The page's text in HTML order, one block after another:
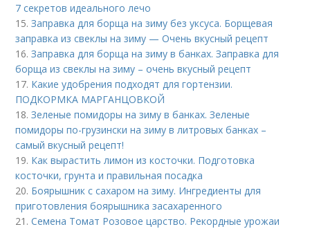
7 секретов идеального лечо
15.Заправка для борща на зиму без уксуса. Борщевая
заправка из свеклы на зиму — Очень вкусный рецепт
16.Заправка для борща на зиму в банках. Заправка для
борща из свеклы на зиму – очень вкусный рецепт
17. Какие удобрения подходят для гортензии.
ПОДКОРМКА МАРГАНЦОВКОЙ
18.Зеленые помидоры на зиму в банках. Зеленые
помидоры по-грузински на зиму в литровых банках –
самый вкусный рецепт!
19. Как вырастить лимон из косточки. Подготовка
косточки, грунта и правильная посадка
20. Боярышник с сахаром на зиму. Ингредиенты для
приготовления боярышника засахаренного
21.Семена Томат Розовое царство. Рекордные урожаи